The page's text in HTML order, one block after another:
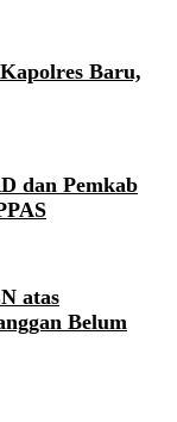
Baru,
dan Pemkab
atas
Belum